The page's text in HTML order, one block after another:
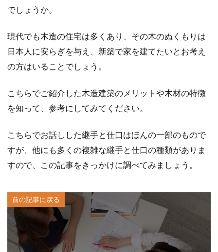
でしょうか。
現代でも木造の住宅は多くあり、その木のぬくもりは
日本人に安らぎを与え、新築で家を建てたいとお考え
の方はいることでしょう。
こちらでご紹介した木造建築のメリットや木材の特徴
を知って、参考にしてみてください。
こちらでお話しした継手と仕口はほんの一部のもので
すが、他にも多くの複雑な継手と仕口の種類がありま
すので、この記事をきっかけに調べてみましょう。
前の記事に戻る